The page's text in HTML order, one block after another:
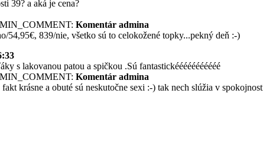
39? a aká je cena?
Komentár admina
54,95€, 839/nie, všetko sú to celokožené topky...pekný deň :-)
s lakovanou patou a spičkou .Sú fantastickééééééééééé
Komentár admina
fakt krásne a obuté sú neskutočne sexi :-) tak nech slúžia v